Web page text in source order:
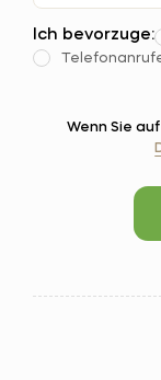
Ich bevorzuge:
Wenn Sie